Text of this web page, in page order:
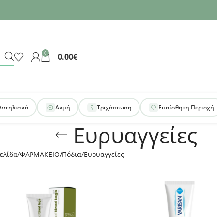
0 0.00€
Ακμή Τριχόπτωση Ευαίσθητη Περιοχή
Ευρυαγγείες
ΦΑΡΜΑΚΕΙΟ Πόδια Ευρυαγγείες